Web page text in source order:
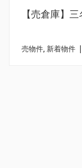
【売倉庫】
売物件,新着物件 |